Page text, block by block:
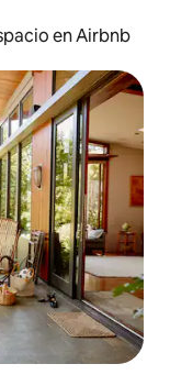
en Airbnb